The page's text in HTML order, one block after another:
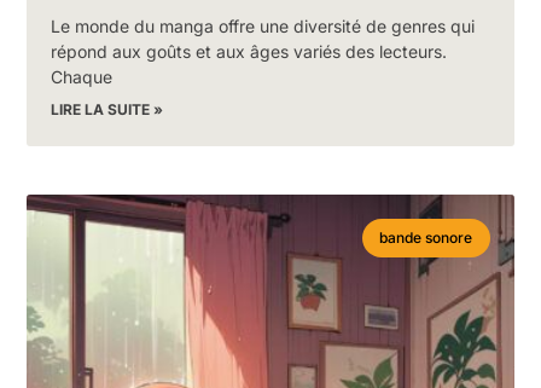
Le monde du manga offre une diversité de genres qui
répond aux goûts et aux âges variés des lecteurs.
Chaque
LIRE LA SUITE »
bande sonore